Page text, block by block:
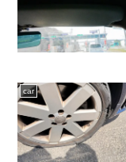
car